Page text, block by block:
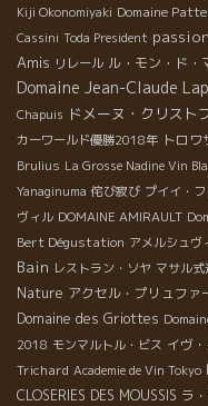
Kiji Okonomiyaki Domaine
Cassini Toda President passion
Amis リレール ル・モン・ド・
Domaine Jean-Claude
Chapuis ドメーヌ・クリスト
カーワールド優勝2018年 トロワ
Brulius La Grosse Nadine Vin
Yanaginuma 侘び寂び プイイ・
ヴィル DOMAINE AMIRAULT
Bert Dégustation アメルシュヴ
Bain レストラン・ソヤ マサル式
Nature アクセル・プリュファ
Domaine des Griottes
2018 モンマルトル・ビス イヴ
Trichard Academie de Vin Tokyo
CLOSERIES DES MOUSSIS ラ